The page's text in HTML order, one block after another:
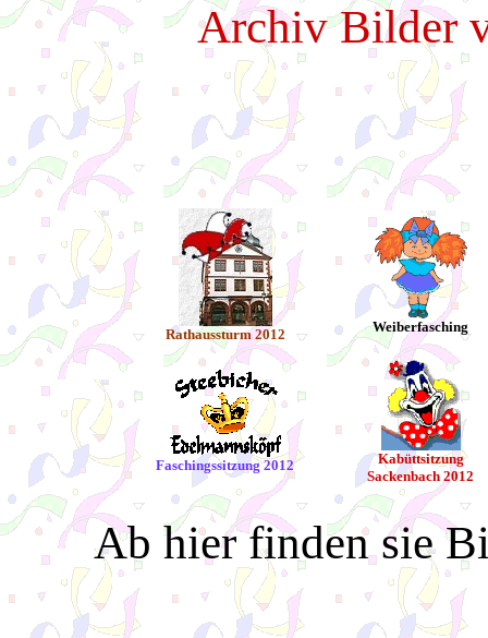
Archiv Bilder
Rathaussturm 2012 Weiberfasching
Faschingssitzung 2012
Kabüttsitzung
Sackenbach 2012
Ab hier finden sie